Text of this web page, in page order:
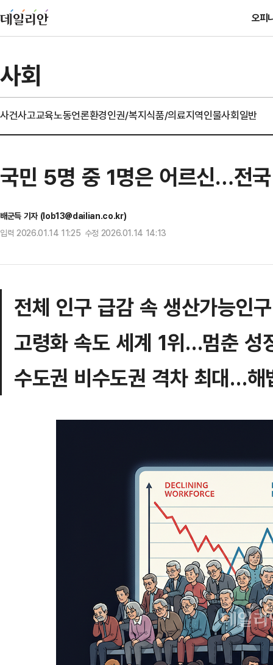
오피
사회
사건사고교육노동언론환경인권/복지식품/의료지역인물사회일반
국민 5명 중 1명은 어르신…전
배군득 기자 (lob13@dailian.co.kr)
입력 2026.01.14 11:25 수정 2026.01.14 14:13
전체 인구 급감 속 생산가능인
고령화 속도 세계 1위…멈춘 성
수도권 비수도권 격차 최대…해